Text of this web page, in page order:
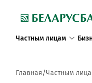
Частным лицам
Главная Частным